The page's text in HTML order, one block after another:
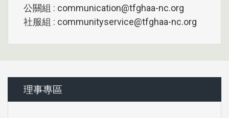
公關組 : communication@tfghaa-nc.org
社服組 : communityservice@tfghaa-nc.org
理事專區